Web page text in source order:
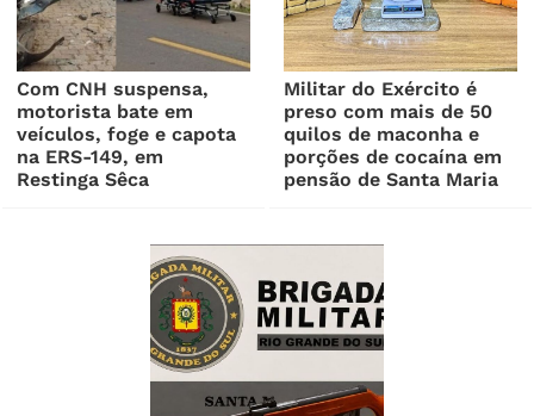
Com CNH suspensa,
motorista bate em
veículos, foge e capota
na ERS-149, em
Restinga Sêca
Militar do Exército é
preso com mais de 50
quilos de maconha e
porções de cocaína em
pensão de Santa Maria